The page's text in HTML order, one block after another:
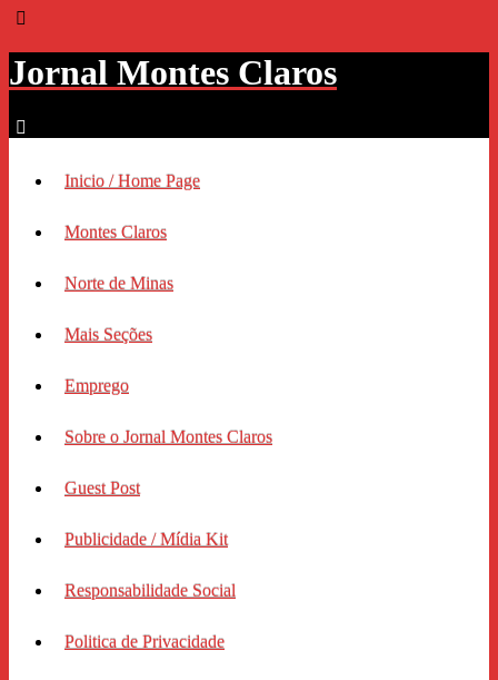
Jornal Montes Claros
Inicio / Home Page
Montes Claros
Norte de Minas
Mais Seções
Emprego
Sobre o Jornal Montes Claros
Guest Post
Publicidade / Mídia Kit
Responsabilidade Social
Politica de Privacidade